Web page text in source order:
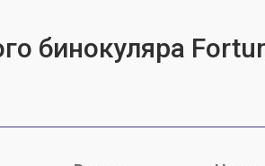
бинокуляра